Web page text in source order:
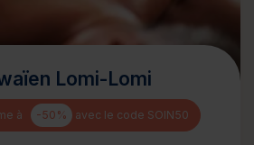
Lomi-Lomi
à -50% avec le code SOIN50